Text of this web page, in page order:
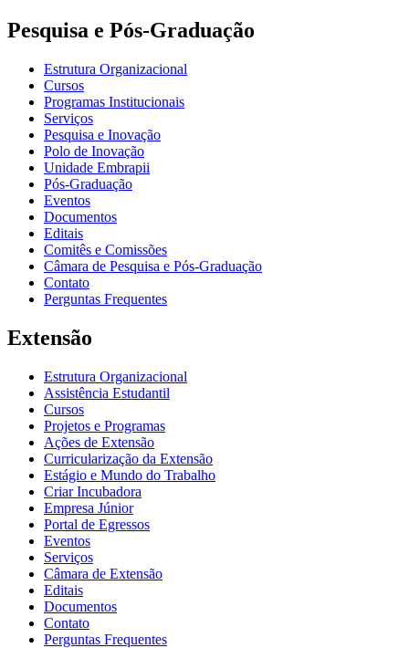
Pesquisa e Pós-Graduação
Estrutura Organizacional
Cursos
Programas Institucionais
Serviços
Pesquisa e Inovação
Polo de Inovação
Unidade Embrapii
Pós-Graduação
Eventos
Documentos
Editais
Comitês e Comissões
Câmara de Pesquisa e Pós-Graduação
Contato
Perguntas Frequentes
Extensão
Estrutura Organizacional
Assistência Estudantil
Cursos
Projetos e Programas
Ações de Extensão
Curricularização da Extensão
Estágio e Mundo do Trabalho
Criar Incubadora
Empresa Júnior
Portal de Egressos
Eventos
Serviços
Câmara de Extensão
Editais
Documentos
Contato
Perguntas Frequentes